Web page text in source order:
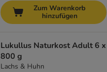
Zum Warenkorb
hinzufügen
Lukullus Naturkost Adult 6 x
800 g
Lachs & Huhn